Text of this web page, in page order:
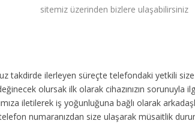
sitemiz üzerinden bizlere ulaşabilirsiniz
takdirde ilerleyen süreçte telefondaki yetkili
olursak ilk olarak cihazınızın
iletilerek iş yoğunluğuna bağlı olarak
numaranızdan size ulaşarak müsaitlik